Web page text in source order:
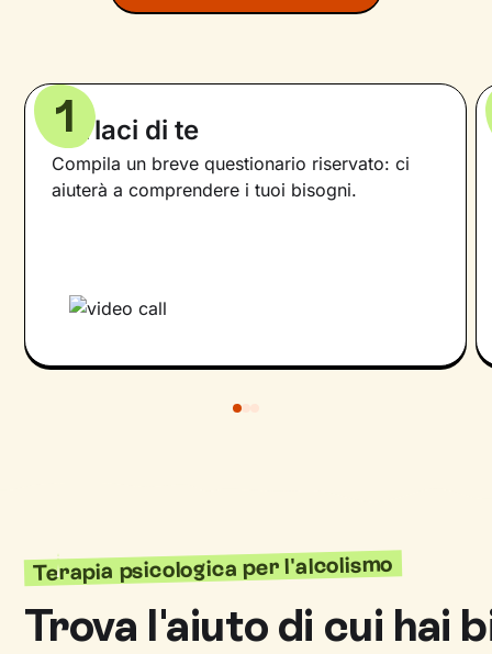
Parlaci di te
Compila un breve questionario riservato: ci
aiuterà a comprendere i tuoi bisogni.
1
Terapia psicologica per l'alcolismo
Trova l'aiuto di cui hai